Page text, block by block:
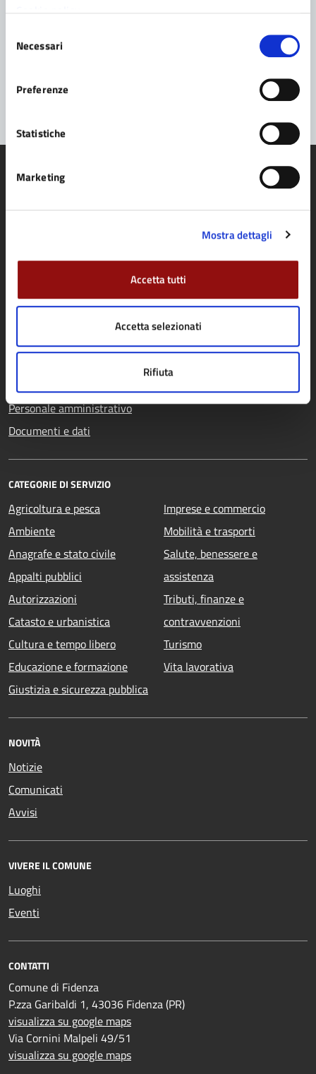
delNecessari
Preferenze
Statistiche
Marketing
Mostra dettagli
Accetta tutti
Accetta selezionati
Rifiuta
Problemi in città
Segnala disservizio
Organi di governo
Uffici
Personale amministrativo
Documenti e dati
CATEGORIE DI SERVIZIO
Agricoltura e pesca
Ambiente
Anagrafe e stato civile
Appalti pubblici
Autorizzazioni
Catasto e urbanistica
Cultura e tempo libero
Educazione e formazione
Giustizia e sicurezza pubblica
Imprese e commercio
Mobilità e trasporti
Salute, benessere e
assistenza
Tributi, finanze e
contravvenzioni
Turismo
Vita lavorativa
NOVITÀ
Notizie
Comunicati
Avvisi
VIVERE IL COMUNE
Luoghi
Eventi
CONTATTI
Comune di Fidenza
P.zza Garibaldi 1, 43036 Fidenza (PR)
visualizza su google maps
Via Cornini Malpeli 49/51
visualizza su google maps